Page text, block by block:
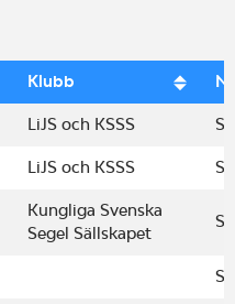
Klubb
LiJS och KSSS
LiJS och KSSS
Kungliga Svenska
Segel Sällskapet